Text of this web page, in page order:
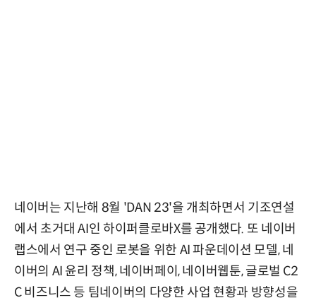
네이버는 지난해 8월 'DAN 23'을 개최하면서 기조연설
에서 초거대 AI인 하이퍼클로바X를 공개했다. 또 네이버
랩스에서 연구 중인 로봇을 위한 AI 파운데이션 모델, 네
이버의 AI 윤리 정책, 네이버페이, 네이버웹툰, 글로벌 C2
C 비즈니스 등 팀네이버의 다양한 사업 현황과 방향성을